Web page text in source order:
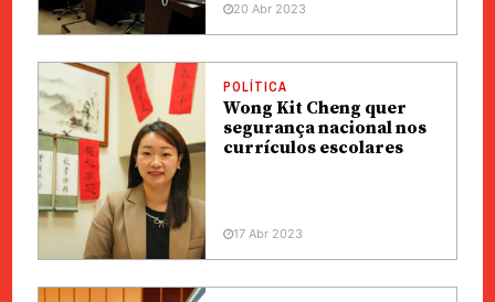
20 Abr 2023
POLÍTICA
Wong Kit Cheng quer
segurança nacional nos
currículos escolares
17 Abr 2023